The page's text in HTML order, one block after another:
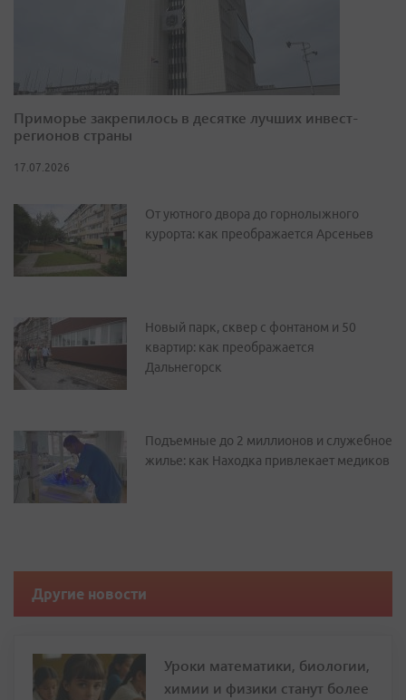
Приморье закрепилось в десятке лучших инвест-
регионов страны
17.07.2026
От уютного двора до горнолыжного
курорта: как преображается Арсеньев
Новый парк, сквер с фонтаном и 50
квартир: как преображается
Дальнегорск
Подъемные до 2 миллионов и служебное
жилье: как Находка привлекает медиков
Другие новости
Уроки математики, биологии,
химии и физики станут более